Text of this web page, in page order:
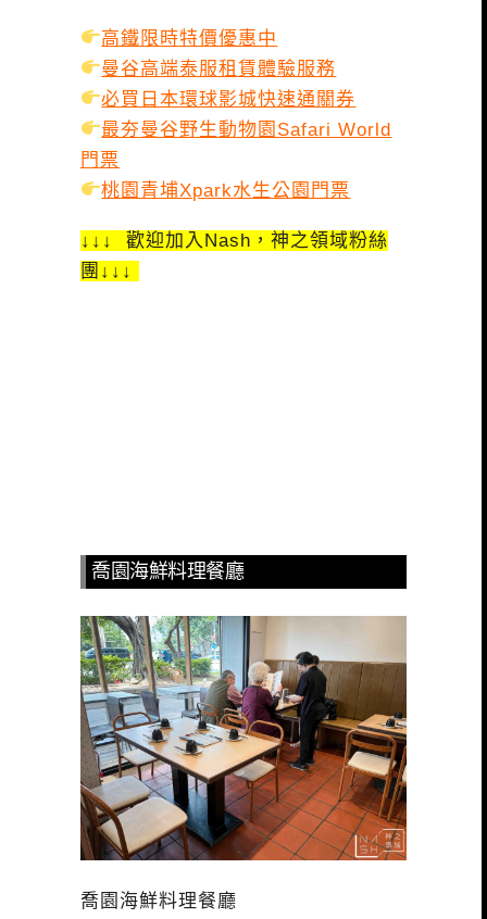
高鐵限時特價優惠中
曼谷高端泰服租賃體驗服務
必買日本環球影城快速通關券
最夯曼谷野生動物園Safari World
門票
桃園青埔Xpark水生公園門票
↓↓↓ 歡迎加入Nash，神之領域粉絲
團↓↓↓
喬園海鮮料理餐廳
喬園海鮮料理餐廳